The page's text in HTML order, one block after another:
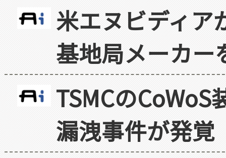
米エヌビディア
基地局メーカー
TSMCの
漏洩事件が発覚